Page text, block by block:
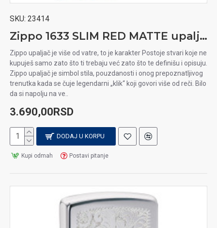
SKU: 23414
Zippo 1633 SLIM RED MATTE upaljač
Zippo upaljač je više od vatre, to je karakter Postoje stvari koje ne
kupuješ samo zato što ti trebaju već zato što te definišu i opisuju.
Zippo upaljač je simbol stila, pouzdanosti i onog prepoznatljivog
trenutka kada se čuje legendarni „klik“ koji govori više od reči. Bilo
da si napolju na ve..
3.690,00RSD
DODAJ U KORPU
Kupi odmah Postavi pitanje